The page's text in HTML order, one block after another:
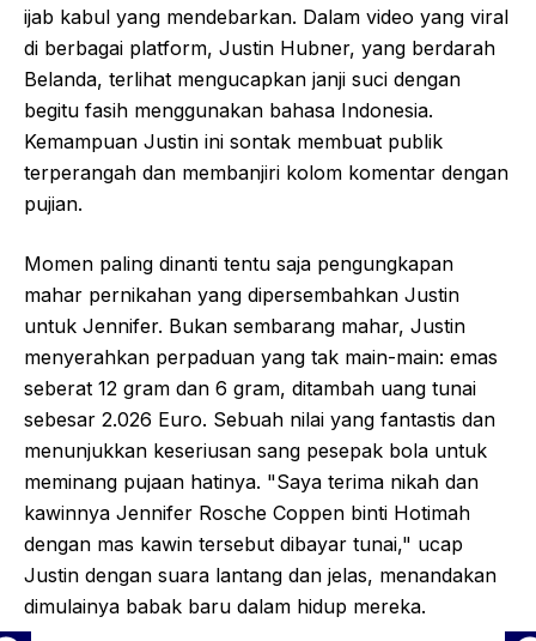
ijab kabul yang mendebarkan. Dalam video yang viral
di berbagai platform, Justin Hubner, yang berdarah
Belanda, terlihat mengucapkan janji suci dengan
begitu fasih menggunakan bahasa Indonesia.
Kemampuan Justin ini sontak membuat publik
terperangah dan membanjiri kolom komentar dengan
pujian.
Momen paling dinanti tentu saja pengungkapan
mahar pernikahan yang dipersembahkan Justin
untuk Jennifer. Bukan sembarang mahar, Justin
menyerahkan perpaduan yang tak main-main: emas
seberat 12 gram dan 6 gram, ditambah uang tunai
sebesar 2.026 Euro. Sebuah nilai yang fantastis dan
menunjukkan keseriusan sang pesepak bola untuk
meminang pujaan hatinya. "Saya terima nikah dan
kawinnya Jennifer Rosche Coppen binti Hotimah
dengan mas kawin tersebut dibayar tunai," ucap
Justin dengan suara lantang dan jelas, menandakan
dimulainya babak baru dalam hidup mereka.